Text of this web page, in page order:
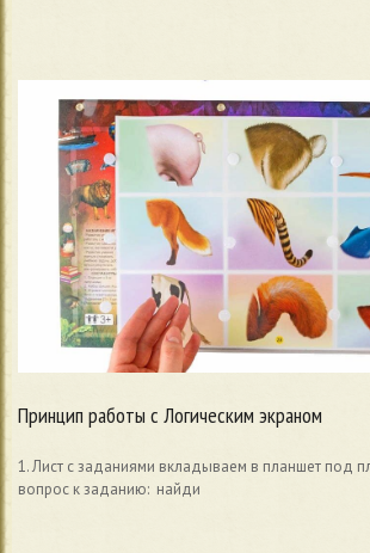
Принцип работы с Логическим экраном
1. Лист с заданиями вкладываем в планшет под
вопрос к заданию: найди